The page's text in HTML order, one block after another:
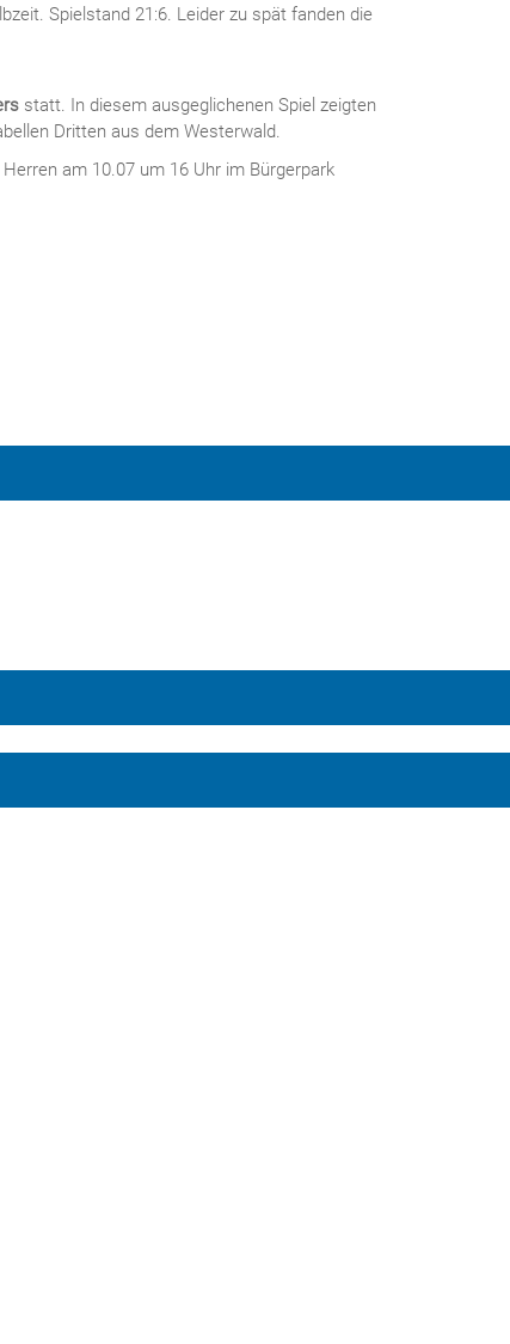
Spielstand 21:6. Leider zu spät fanden die
statt. In diesem ausgeglichenen Spiel zeigten
Dritten aus dem Westerwald.
am 10.07 um 16 Uhr im Bürgerpark